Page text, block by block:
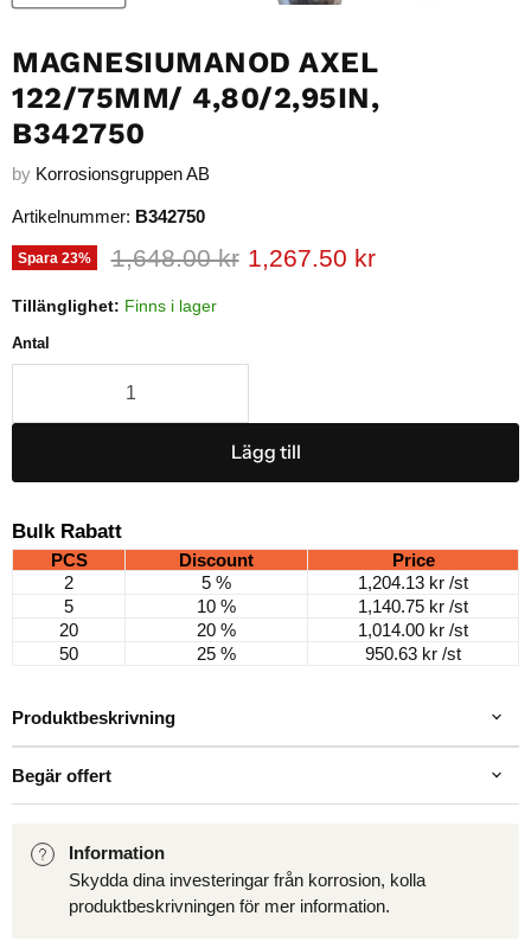
MAGNESIUMANOD AXEL
122/75MM/ 4,80/2,95IN,
B342750
by Korrosionsgruppen AB
Artikelnummer: B342750
Spara 23% Ursprungligt pris
1,648.00 kr Nuvarande pris
1,267.50 kr
Tillänglighet: Finns i lager
Antal
Lägg till
Bulk Rabatt
PCS Discount
Price
2
5 % 1,204.13 kr /st
5
10 % 1,140.75 kr /st
20
20 % 1,014.00 kr /st
50
25 % 950.63 kr /st
Produktbeskrivning
Begär offert
Information
Skydda dina investeringar från korrosion, kolla
produktbeskrivningen för mer information.